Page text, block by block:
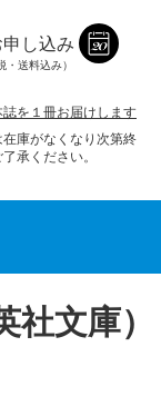
し込み
送料込み）
を１冊お届けします
庫がなくなり次第終
承ください。
文庫）